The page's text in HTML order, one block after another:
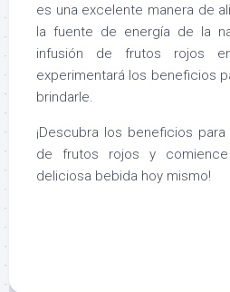
es una excelente manera de
la fuente de energía de la
infusión de frutos rojos
experimentará los beneficios
brindarle.
¡Descubra los beneficios
de frutos rojos y
deliciosa bebida hoy mismo!